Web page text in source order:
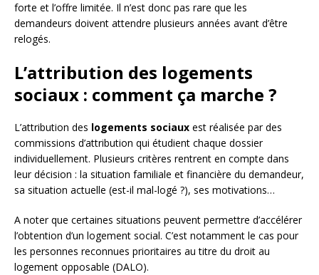
forte et l’offre limitée. Il n’est donc pas rare que les
demandeurs doivent attendre plusieurs années avant d’être
relogés.
L’attribution des logements
sociaux : comment ça marche ?
L’attribution des logements sociaux est réalisée par des
commissions d’attribution qui étudient chaque dossier
individuellement. Plusieurs critères rentrent en compte dans
leur décision : la situation familiale et financière du demandeur,
sa situation actuelle (est-il mal-logé ?), ses motivations…
A noter que certaines situations peuvent permettre d’accélérer
l’obtention d’un logement social. C’est notamment le cas pour
les personnes reconnues prioritaires au titre du droit au
logement opposable (DALO).